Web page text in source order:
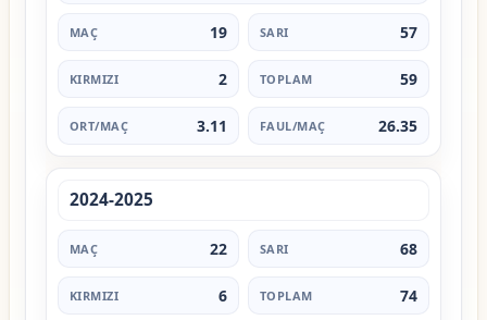
19 57
2 59
3.11 26.35
2024-2025
22 68
6 74